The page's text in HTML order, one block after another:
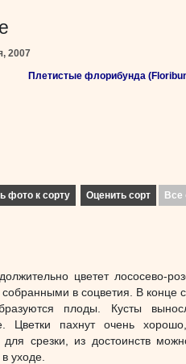
2007
Плетистые флорибунда
фото к сорту Оценить сорт Все
цветет лососево-
в соцветия. В конце
плоды. Кусты
Цветки пахнут очень
для срезки, из достоинств
уходе.